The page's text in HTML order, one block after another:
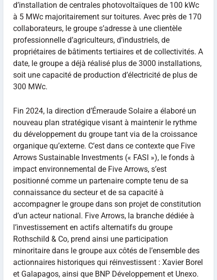
d’installation de centrales photovoltaïques de 100 kWc
à 5 MWc majoritairement sur toitures. Avec près de 170
collaborateurs, le groupe s’adresse à une clientèle
professionnelle d’agriculteurs, d’industriels, de
propriétaires de bâtiments tertiaires et de collectivités. A
date, le groupe a déjà réalisé plus de 3000 installations,
soit une capacité de production d’électricité de plus de
300 MWc.
Fin 2024, la direction d’Émeraude Solaire a élaboré un
nouveau plan stratégique visant à maintenir le rythme
du développement du groupe tant via de la croissance
organique qu’externe. C’est dans ce contexte que Five
Arrows Sustainable Investments (« FASI »), le fonds à
impact environnemental de Five Arrows, s’est
positionné comme un partenaire compte tenu de sa
connaissance du secteur et de sa capacité à
accompagner le groupe dans son projet de constitution
d’un acteur national. Five Arrows, la branche dédiée à
l’investissement en actifs alternatifs du groupe
Rothschild & Co, prend ainsi une participation
minoritaire dans le groupe aux côtés de l’ensemble des
actionnaires historiques qui réinvestissent : Xavier Borel
et Galapagos, ainsi que BNP Développement et Unexo.